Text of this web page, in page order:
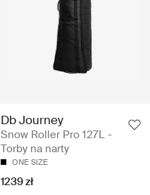
Db Journey
Snow Roller Pro 127L -
Torby na narty
ONE SIZE
1239 zł